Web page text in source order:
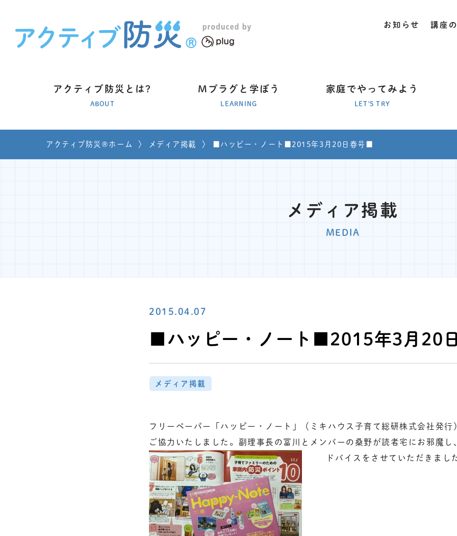
アクティブ防災とは?
ABOUT
Mプラグと学ぼう
LEARNING
家庭でやってみよう
LET'S TRY
お知らせ 講座
アクティブ防災®ホーム 〉 メディア掲載 〉 ■ハッピー・ノート■2015年3月20日春号■
メディア掲載
MEDIA
2015.04.07
■ハッピー・ノート■2015年3月20
メディア掲載
フリーペーパー「ハッピー・ノート」（ミキハウス子育て総研株式会社発行
ご協力いたしました。副理事長の冨川とメンバーの桑野が読者宅にお邪魔し
ドバイスをさせていただきまし